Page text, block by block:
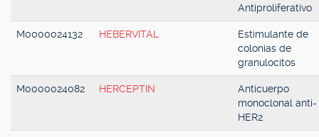
Antiproliferativo
M0000024132 HEBERVITAL
Estimulante de
colonias de
granulocitos
M0000024082 HERCEPTIN
Anticuerpo
monoclonal anti-
HER2